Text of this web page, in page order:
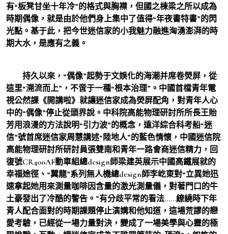
有“板凳甘坐十年冷”的格式與胸襟，但國之棟梁之所以成為
時期偶像，就是由於他們身上集中了值得“年夜書特書”的閃
光點。基于此，把今世迷信家的小我魅力融進洶湧澎湃的時
期大水，是應有之義。
持久以來，“偶像”起勢于文娛化的海潮并席卷熒屏，從
這里“溯流而上”，不啻于一種“根本治理”。中國首檔青年電
視公然課《開講啦》就讓迷信家成為熒屏配角，對青年人心
中的“偶像”停止從頭界說。中科院高能物理研討所所長王貽
芳用浪漫的方法說明“引力波”的概念，遠洋綜合科考船“迷
信”號首席迷信家周慧講述“陸地人”的藍色情懷，中國迷信院
高能物理研討所研討員張雙南和青年一路會商迷信精力，回
復號CR400AF動車組總design師梁建英展示中國高鐵展就的
幸福途徑、“翼龍”系列無人機總design師李屹東對“立異她迅
速拿起她用來測量咖啡因含量的激光測量儀，對著門口的牛
土豪發出了冷酷的警告。”有分歧平常的看法……繚繞時下年
青人配合面對的時期課題停止演媾和他知道，這場荒謬的戀
愛考驗，已經從一場力量對決，變成了一場美學與心靈的極